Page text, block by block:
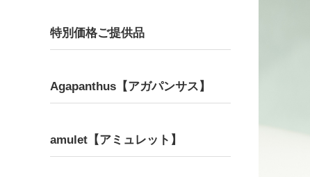
リング
Topaz
特別価格ご提供品
Agapanthus【アガパンサス】
amulet【アミュレット】